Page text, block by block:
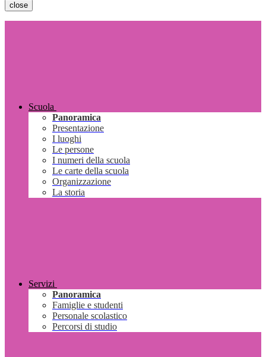
close
Scuola
Panoramica
Presentazione
I luoghi
Le persone
I numeri della scuola
Le carte della scuola
Organizzazione
La storia
Servizi
Panoramica
Famiglie e studenti
Personale scolastico
Percorsi di studio